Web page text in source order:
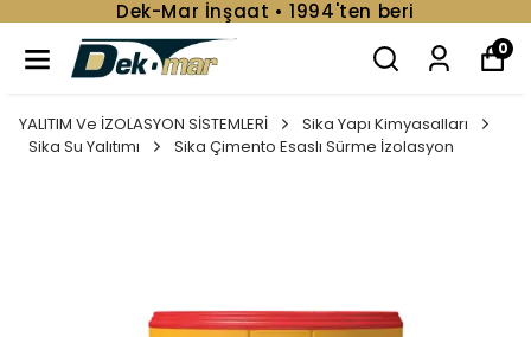
Dek-Mar İnşaat • 1994'ten beri
0
YALITIM Ve İZOLASYON SİSTEMLERİ
Sika Yapı Kimyasalları
Sika Su Yalıtımı
Sika Çimento Esaslı Sürme İzolasyon